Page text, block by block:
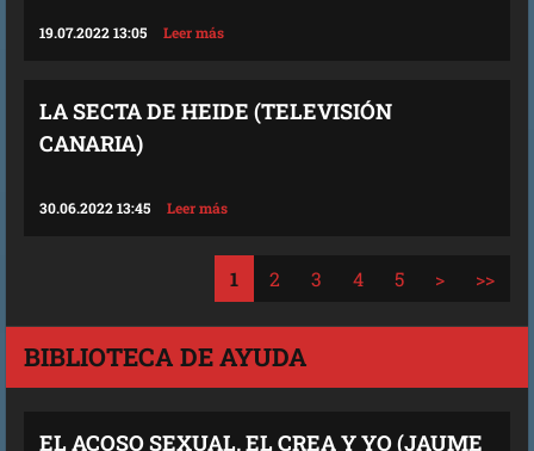
19.07.2022 13:05 Leer más
LA SECTA DE HEIDE (TELEVISIÓN
CANARIA)
30.06.2022 13:45 Leer más
1 2 3 4 5 > >>
BIBLIOTECA DE AYUDA
EL ACOSO SEXUAL, EL CREA Y YO (JAUME